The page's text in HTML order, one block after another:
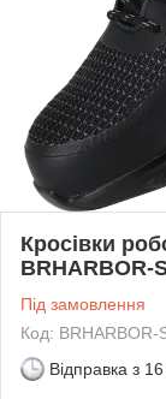
Кросівки
BRHARBOR-
Під замовлення
Код: BRHARBOR-
Відправка з